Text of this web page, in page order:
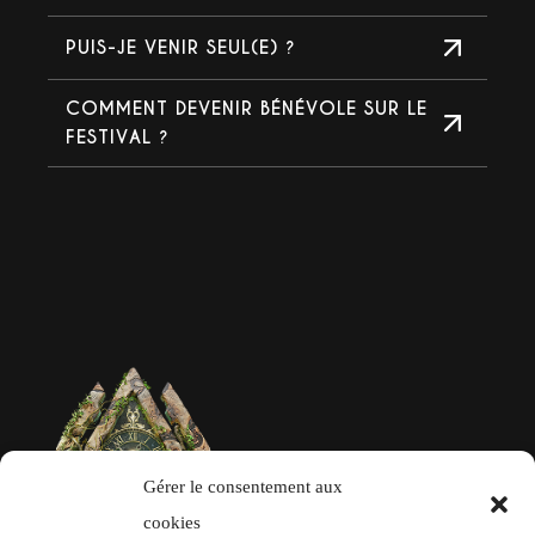
Gérer le consentement aux
cookies
PUIS-JE VENIR SEUL(E) ?
COMMENT DEVENIR BÉNÉVOLE SUR LE
FESTIVAL ?